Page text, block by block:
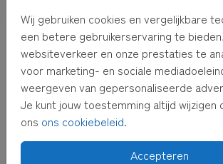
Wij gebruiken cookies en vergelijkbare
een betere gebruikerservaring te
websiteverkeer en onze prestaties te
voor marketing- en sociale
weergeven van gepersonaliseerde
Je kunt jouw toestemming altijd wijzigen
ons ons cookiebeleid.
Accepteren
Je kunt kiezen voorrechtstreeks
ontvangen. Bijpakket ontvangen krijg je de
Kies je voorrechtstreeks verzenden, dan
kaarten voor je inclusief envelop en
adressen kun je bij het afrekenen invullen.
TIP:Adressen altijd bij de hand hebben?
adressen in jeeigen adresboek